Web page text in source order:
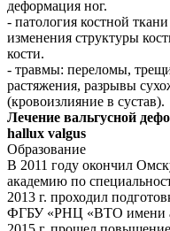
деформация ног.
- патология костной
изменения структуры
кости.
- травмы: переломы,
растяжения, разрывы
(кровоизлияние в сустав).
Лечение вальгусной
hallux valgus
Образование
В 2011 году окончил
академию по
2013 г. проходил
ФГБУ «РНЦ «ВТО имени